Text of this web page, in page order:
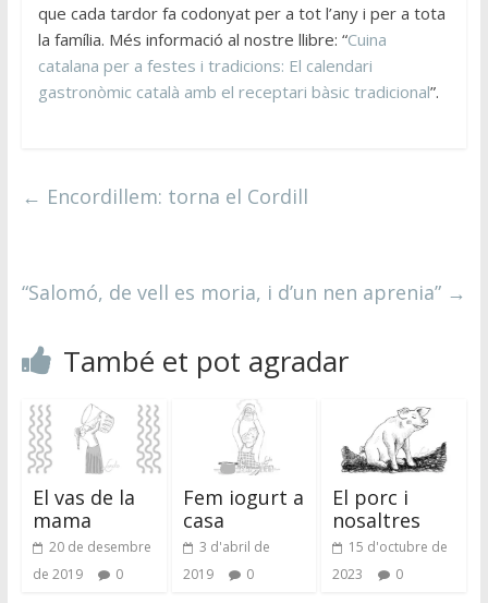
que cada tardor fa codonyat per a tot l’any i per a tota
la família. Més informació al nostre llibre: “Cuina
catalana per a festes i tradicions: El calendari
gastronòmic català amb el receptari bàsic tradicional”.
← Encordillem: torna el Cordill
“Salomó, de vell es moria, i d’un nen aprenia” →
També et pot agradar
El vas de la
mama
20 de desembre
de 2019
0
Fem iogurt a
casa
3 d'abril de
2019
0
El porc i
nosaltres
15 d'octubre de
2023
0